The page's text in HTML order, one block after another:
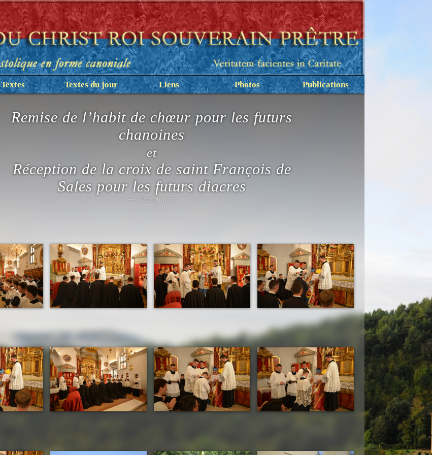
Textes Textes du jour Liens Photos Publications
Remise de l’habit de chœur pour les futurs
chanoines
et
Réception de la croix de saint François de
Sales pour les futurs diacres
— Gricigliano